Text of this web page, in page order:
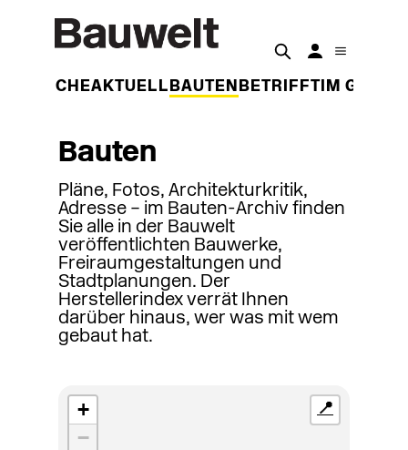
WOCHEAKTUELL BAUTEN BETRIFFT IM
Bauten
Pläne, Fotos, Architekturkritik,
Adresse – im Bauten-Archiv finden
Sie alle in der Bauwelt
veröffentlichten Bauwerke,
Freiraumgestaltungen und
Stadtplanungen. Der
Herstellerindex verrät Ihnen
darüber hinaus, wer was mit wem
gebaut hat.
+
−
📍